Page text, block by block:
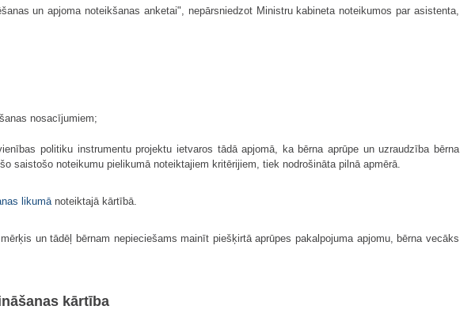
un apjoma noteikšanas anketai", nepārsniedzot Ministru kabineta noteikumos par asistenta,
nosacījumiem;
politiku instrumentu projektu ietvaros tādā apjomā, ka bērna aprūpe un uzraudzība bērna
saistošo noteikumu pielikumā noteiktajiem kritērijiem, tiek nodrošināta pilnā apmērā.
likumānoteiktajā kārtībā.
un tādēļ bērnam nepieciešams mainīt piešķirtā aprūpes pakalpojuma apjomu, bērna vecāks
kārtība